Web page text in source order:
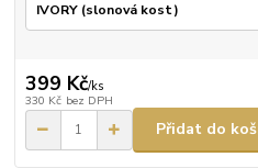
399 Kč/ks
330 Kč bez DPH
Přidat do